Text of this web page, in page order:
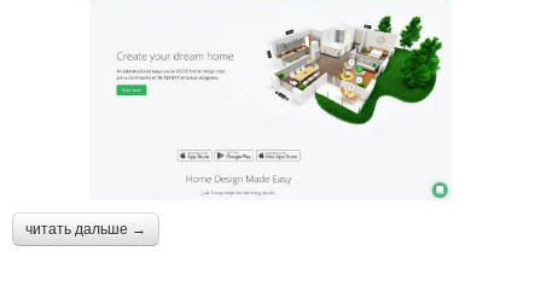
читать дальше →